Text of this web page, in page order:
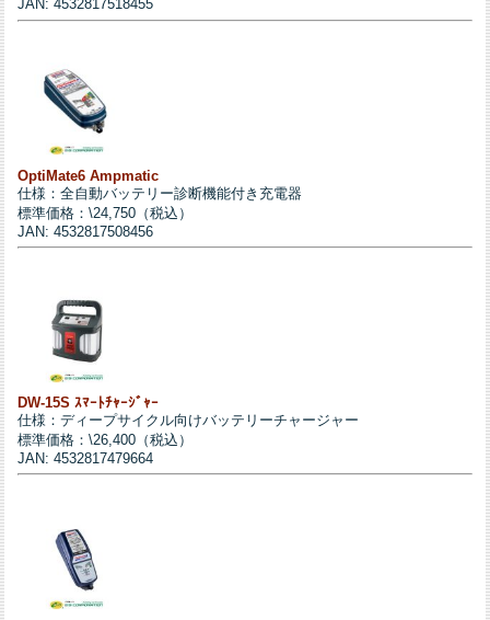
JAN: 4532817518455
OptiMate6 Ampmatic
仕様：全自動バッテリー診断機能付き充電器
標準価格：\24,750（税込）
JAN: 4532817508456
DW-15S ｽﾏｰﾄﾁｬｰｼﾞｬｰ
仕様：ディープサイクル向けバッテリーチャージャー
標準価格：\26,400（税込）
JAN: 4532817479664